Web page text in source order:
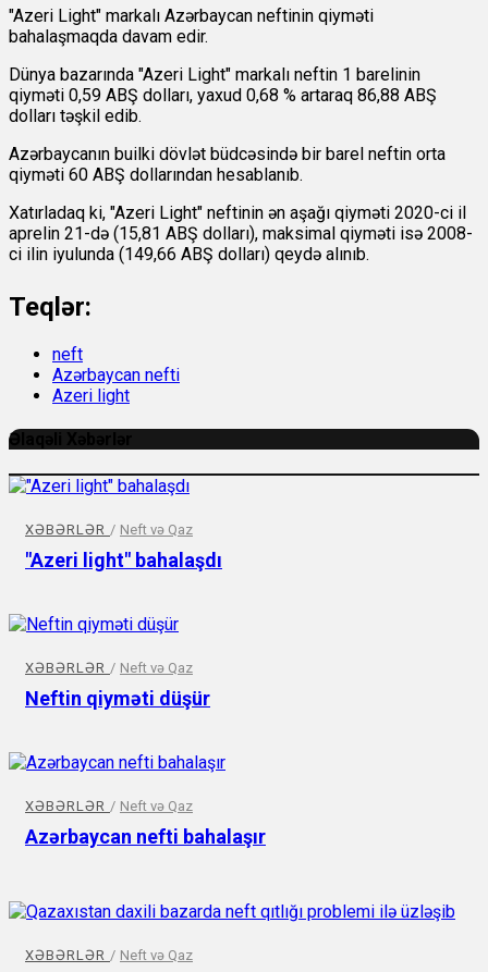
"Azeri Light" markalı Azərbaycan neftinin qiyməti
bahalaşmaqda davam edir.
Dünya bazarında "Azeri Light" markalı neftin 1 barelinin
qiyməti 0,59 ABŞ dolları, yaxud 0,68 % artaraq 86,88 ABŞ
dolları təşkil edib.
Azərbaycanın builki dövlət büdcəsində bir barel neftin orta
qiyməti 60 ABŞ dollarından hesablanıb.
Xatırladaq ki, "Azeri Light" neftinin ən aşağı qiyməti 2020-ci il
aprelin 21-də (15,81 ABŞ dolları), maksimal qiyməti isə 2008-
ci ilin iyulunda (149,66 ABŞ dolları) qeydə alınıb.
Teqlər:
neft
Azərbaycan nefti
Azeri light
Əlaqəli Xəbərlər
XƏBƏRLƏR / Neft və Qaz
"Azeri light" bahalaşdı
XƏBƏRLƏR / Neft və Qaz
Neftin qiyməti düşür
XƏBƏRLƏR / Neft və Qaz
Azərbaycan nefti bahalaşır
XƏBƏRLƏR / Neft və Qaz